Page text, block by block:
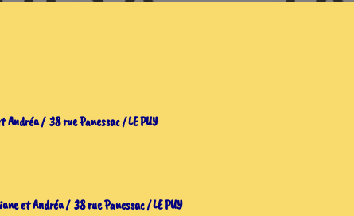
/ 38 rue Panessac / LE PUY
et Andréa / 38 rue Panessac/ LE PUY